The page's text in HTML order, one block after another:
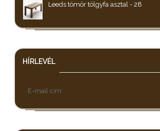
Leeds tömör tölgyfa asztal - 28
HÍRLEVÉL